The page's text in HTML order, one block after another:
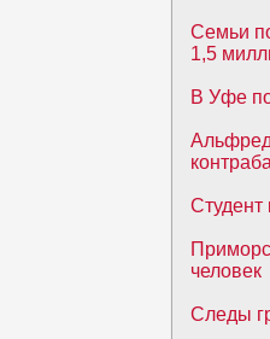
Семьи
1,5
В Уфе
человек
Следы